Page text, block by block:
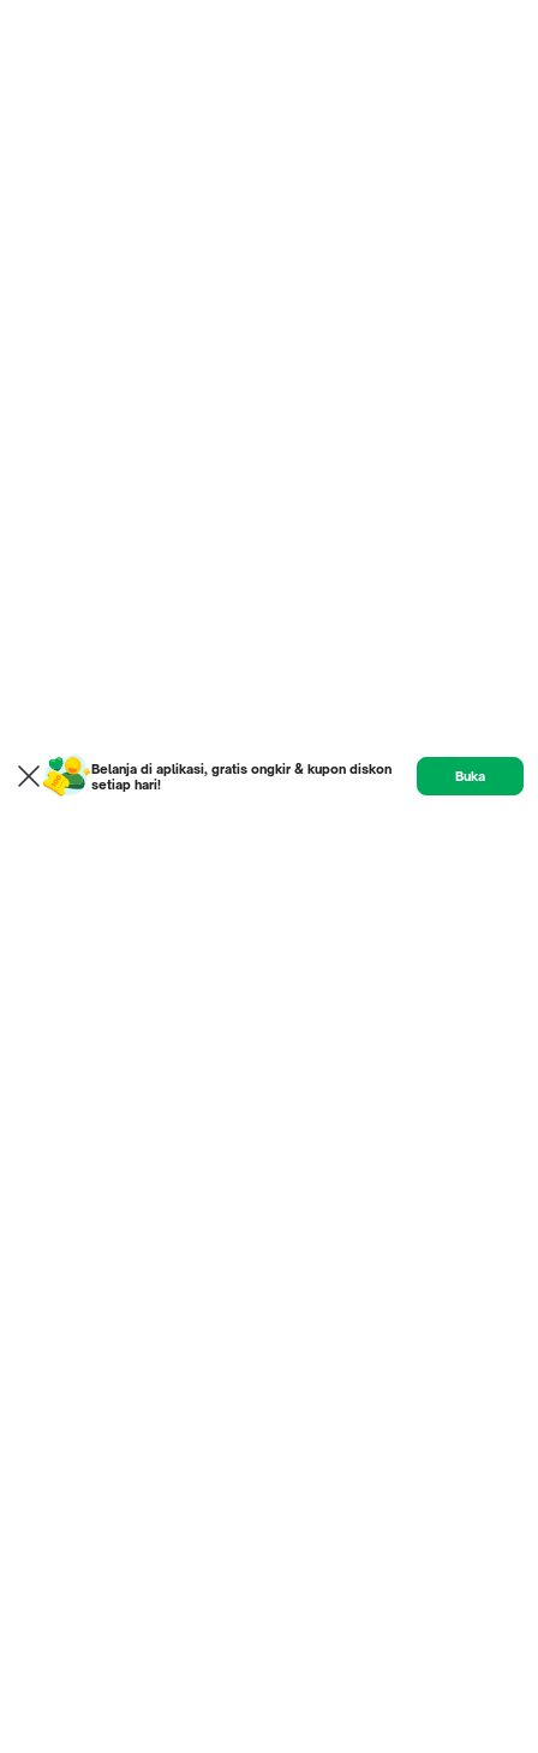
Belanja di aplikasi, gratis ongkir & kupon diskon
setiap hari!
Buka